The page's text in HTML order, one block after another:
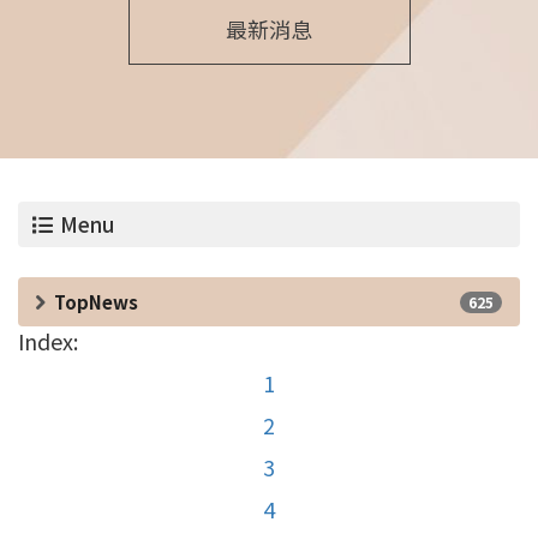
最新消息
Menu
TopNews 625
Index:
1
2
3
4